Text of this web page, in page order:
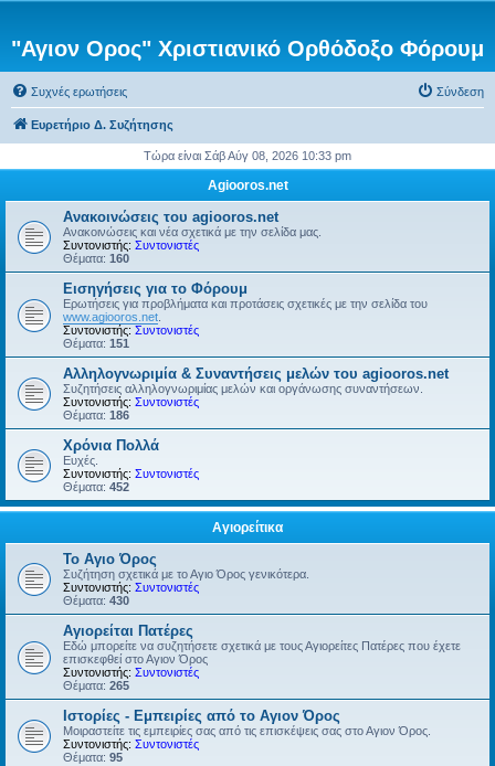
"Αγιον Ορος" Χριστιανικό Ορθόδοξο Φόρουμ
Συχνές ερωτήσεις Σύνδεση
Ευρετήριο Δ. Συζήτησης
Τώρα είναι Σάβ Αύγ 08, 2026 10:33 pm
Agiooros.net
Ανακοινώσεις του agiooros.net
Ανακοινώσεις και νέα σχετικά με την σελίδα μας.
Συντονιστής: Συντονιστές
Θέματα: 160
Εισηγήσεις για το Φόρουμ
Ερωτήσεις για προβλήματα και προτάσεις σχετικές με την σελίδα του
www.agiooros.net
Συντονιστής: Συντονιστές
Θέματα: 151
Αλληλογνωριμία & Συναντήσεις μελών του agiooros.net
Συζητήσεις αλληλογνωριμίας μελών και οργάνωσης συναντήσεων.
Συντονιστής: Συντονιστές
Θέματα: 186
Χρόνια Πολλά
Ευχές.
Συντονιστής: Συντονιστές
Θέματα: 452
Αγιορείτικα
Το Αγιο Όρος
Συζήτηση σχετικά με το Αγιο Όρος γενικότερα.
Συντονιστής: Συντονιστές
Θέματα: 430
Αγιορείται Πατέρες
Εδώ μπορείτε να συζητήσετε σχετικά με τους Αγιορείτες Πατέρες που έχετε
επισκεφθεί στο Αγιον Όρος
Συντονιστής: Συντονιστές
Θέματα: 265
Ιστορίες - Εμπειρίες από το Αγιον Όρος
Μοιραστείτε τις εμπειρίες σας από τις επισκέψεις σας στο Αγιον Όρος.
Συντονιστής: Συντονιστές
Θέματα: 95